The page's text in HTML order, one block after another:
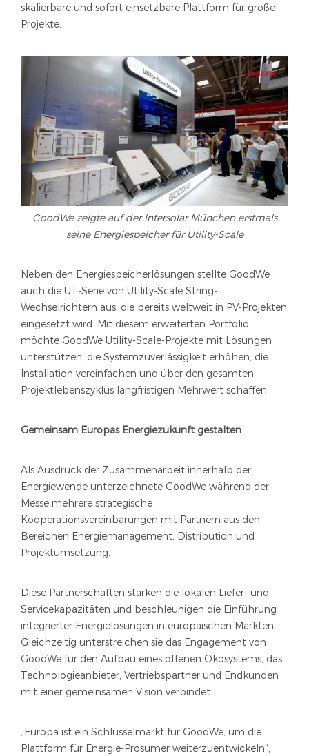
skalierbare und sofort einsetzbare Plattform für große
Projekte.
GoodWe zeigte auf der Intersolar München erstmals
seine Energiespeicher für Utility-Scale
Neben den Energiespeicherlösungen stellte GoodWe
auch die UT-Serie von Utility-Scale String-
Wechselrichtern aus, die bereits weltweit in PV-Projekten
eingesetzt wird. Mit diesem erweiterten Portfolio
möchte GoodWe Utility-Scale-Projekte mit Lösungen
unterstützen, die Systemzuverlässigkeit erhöhen, die
Installation vereinfachen und über den gesamten
Projektlebenszyklus langfristigen Mehrwert schaffen.
Gemeinsam Europas Energiezukunft gestalten
Als Ausdruck der Zusammenarbeit innerhalb der
Energiewende unterzeichnete GoodWe während der
Messe mehrere strategische
Kooperationsvereinbarungen mit Partnern aus den
Bereichen Energiemanagement, Distribution und
Projektumsetzung.
Diese Partnerschaften stärken die lokalen Liefer- und
Servicekapazitäten und beschleunigen die Einführung
integrierter Energielösungen in europäischen Märkten.
Gleichzeitig unterstreichen sie das Engagement von
GoodWe für den Aufbau eines offenen Ökosystems, das
Technologieanbieter, Vertriebspartner und Endkunden
mit einer gemeinsamen Vision verbindet.
„Europa ist ein Schlüsselmarkt für GoodWe, um die
Plattform für Energie-Prosumer weiterzuentwickeln“,